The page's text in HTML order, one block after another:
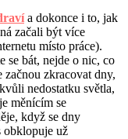
a dokonce i to, jak
začali být více
místo práce).
se bát, nejde o nic, co
zkracovat dny,
nedostatku světla,
měnícím se
když se dny
obklopuje už